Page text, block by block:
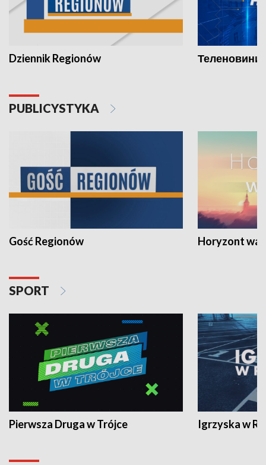
Dziennik Regionów Теленовини
PUBLICYSTYKA
Gość Regionów Horyzont
SPORT
Pierwsza Druga w Trójce Igrzyska w